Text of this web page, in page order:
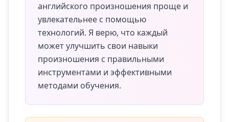
английского произношения проще и
увлекательнее с помощью
технологий. Я верю, что каждый
может улучшить свои навыки
произношения с правильными
инструментами и эффективными
методами обучения.